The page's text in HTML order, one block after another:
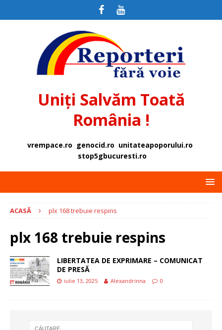
Uniți Salvăm Toată
România !
vrempace.ro genocid.ro unitateapoporului.ro
stop5gbucuresti.ro
ACASĂ plx 168 trebuie respins
plx 168 trebuie respins
LIBERTATEA DE EXPRIMARE – COMUNICAT
DE PRESĂ
iulie 13, 2025 Alexandrinna 0